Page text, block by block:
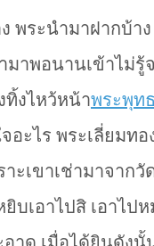
พระนำมาฝากบ้า
มาพอนานเข้าไม่รู้
ทิ้งไหว้หน้าพระพุท
อะไร พระเลี่ยมทอ
าะเขาเช่ามาจาก
บเอาไปสิ เอาไปห